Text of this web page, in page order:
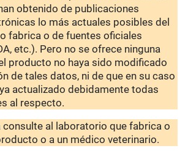
obtenido de publicaciones
lo más actuales posibles del
fabrica o de fuentes oficiales
etc.). Pero no se ofrece ninguna
producto no haya sido modificado
de tales datos, ni de que en su caso
actualizado debidamente todas
al respecto.
consulte al laboratorio que fabrica o
o a un médico veterinario.